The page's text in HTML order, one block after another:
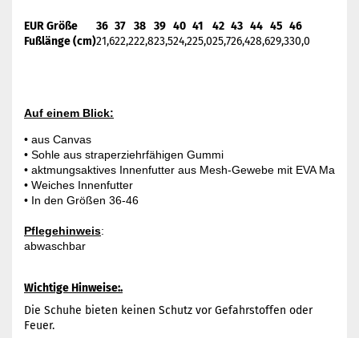
EUR Größe 36 37 38 39 40 41 42 43 44 45 46
Fußlänge (cm)21,622,222,823,524,225,025,726,428,629,330,0
Auf einem Blick:
• aus Canvas
• Sohle aus straperziehrfähigen Gummi
• aktmungsaktives Innenfutter aus Mesh-Gewebe mit EVA
• Weiches Innenfutter
• In den Größen 36-46
Pflegehinweis:
abwaschbar
Wichtige Hinweise:.
Die Schuhe bieten keinen Schutz vor Gefahrstoffen oder
Feuer.